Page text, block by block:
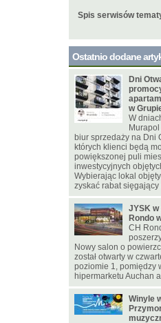
Spis serwisów
Ostatnio dodane
Dni
w
W
biur sprzedaży na Dni
których klienci będą
powiększonej puli
inwestycyjnych
Wybierając lokal
zyskać rabat sięgający
JYSK w
Rondo
CH
Nowy salon o
został otwarty w
poziomie 1, pomiędzy
hipermarketu Auchan
Winyle